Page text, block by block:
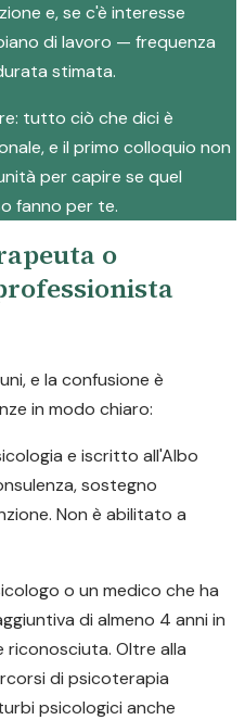
e, se c'è interesse
di lavoro — frequenza
stimata.
tutto ciò che dici è
e il primo colloquio non
per capire se quel
fanno per te.
o
e la confusione è
in modo chiaro:
e iscritto all'Albo
sostegno
Non è abilitato a
o un medico che ha
di almeno 4 anni in
riconosciuta. Oltre alla
di psicoterapia
psicologici anche